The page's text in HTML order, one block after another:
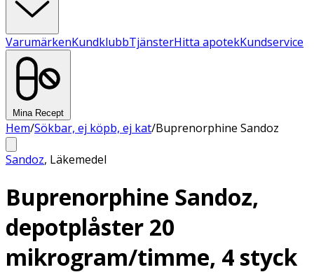
VarumärkenKundklubbTjänsterHitta apotekKundservice
Mina Recept
Hem/Sökbar, ej köpb, ej kat/Buprenorphine Sandoz
Sandoz, Läkemedel
Buprenorphine Sandoz,
depotplåster 20
mikrogram/timme, 4 styck